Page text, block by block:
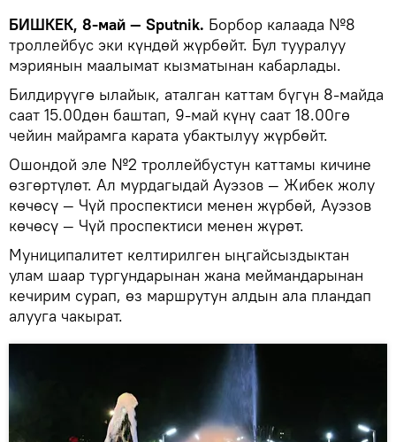
БИШКЕК, 8-май — Sputnik. Борбор калаада №8
троллейбус эки күндөй жүрбөйт. Бул тууралуу
мэриянын маалымат кызматынан кабарлады.
Билдирүүгө ылайык, аталган каттам бүгүн 8-майда
саат 15.00дөн баштап, 9-май күнү саат 18.00гө
чейин майрамга карата убактылуу жүрбөйт.
Ошондой эле №2 троллейбустун каттамы кичине
өзгөртүлөт. Ал мурдагыдай Ауэзов — Жибек жолу
көчөсү — Чүй проспектиси менен жүрбөй, Ауэзов
көчөсү — Чүй проспектиси менен жүрөт.
Муниципалитет келтирилген ыңгайсыздыктан
улам шаар тургундарынан жана меймандарынан
кечирим сурап, өз маршрутун алдын ала пландап
алууга чакырат.